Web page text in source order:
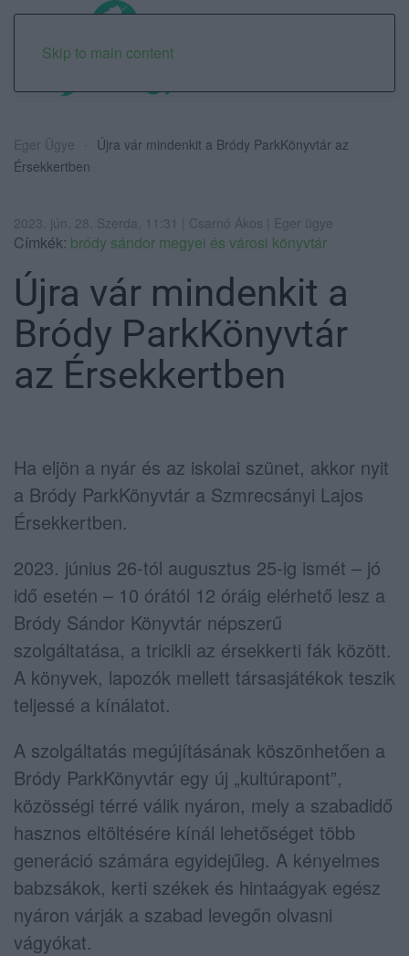
Skip to main content
Eger Ügye
Újra vár mindenkit a Bródy ParkKönyvtár az
Érsekkertben
2023. jún. 28. Szerda, 11:31 | Csarnó Ákos | Eger ügye
Címkék: bródy sándor megyei és városi könyvtár
Újra vár mindenkit a
Bródy ParkKönyvtár
az Érsekkertben
Ha eljön a nyár és az iskolai szünet, akkor nyit
a Bródy ParkKönyvtár a Szmrecsányi Lajos
Érsekkertben.
2023. június 26-tól augusztus 25-ig ismét – jó
idő esetén – 10 órától 12 óráig elérhető lesz a
Bródy Sándor Könyvtár népszerű
szolgáltatása, a tricikli az érsekkerti fák között.
A könyvek, lapozók mellett társasjátékok teszik
teljessé a kínálatot.
A szolgáltatás megújításának köszönhetően a
Bródy ParkKönyvtár egy új „kultúrapont”,
közösségi térré válik nyáron, mely a szabadidő
hasznos eltöltésére kínál lehetőséget több
generáció számára egyidejűleg. A kényelmes
babzsákok, kerti székek és hintaágyak egész
nyáron várják a szabad levegőn olvasni
vágyókat.